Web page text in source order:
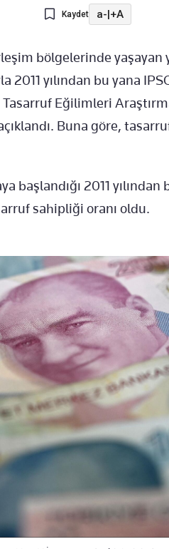
Kaydet a-|+A
bölgelerinde
2011 yılından bu yana
Eğilimleri
Buna göre,
başlandığı 2011
sahipliği oranı oldu.